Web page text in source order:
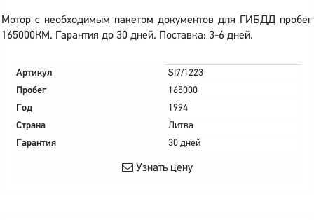
Мотор с необходимым пакетом документов для ГИБДД пробег
165000КМ. Гарантия до 30 дней. Поставка: 3-6 дней.
Артикул
SI7/1223
Пробег
165000
Год
1994
Страна
Литва
Гарантия
30 дней
Узнать цену